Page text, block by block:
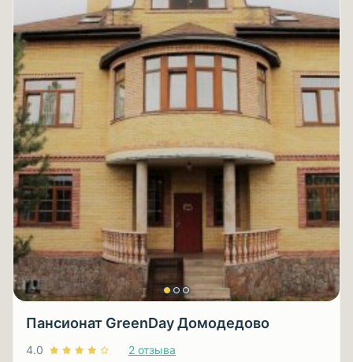
Пансионат GreenDay Домодедово
4.0 2 отзыва